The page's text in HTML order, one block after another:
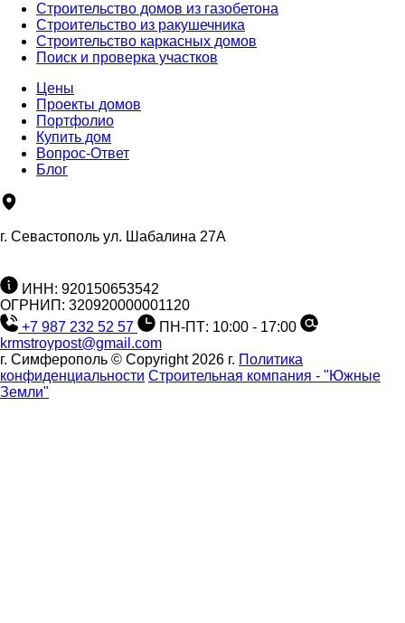
Строительство домов из газобетона
Строительство из ракушечника
Строительство каркасных домов
Поиск и проверка участков
Цены
Проекты домов
Портфолио
Купить дом
Вопрос-Ответ
Блог
г. Севастополь ул. Шабалина 27А
ИНН: 920150653542
ОГРНИП: 320920000001120
+7 987 232 52 57
ПН-ПТ: 10:00 - 17:00
krmstroypost@gmail.com
г. Симферополь © Copyright 2026 г. Политика
конфиденциальности Строительная компания - "Южные
Земли"